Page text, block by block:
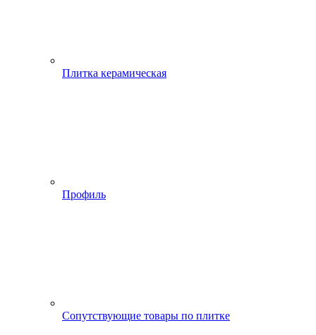
Плитка керамическая
Профиль
Сопутствующие товары по плитке